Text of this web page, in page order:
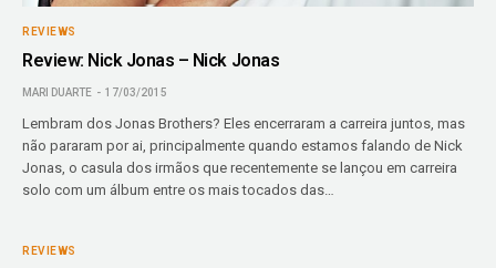
REVIEWS
Review: Nick Jonas – Nick Jonas
MARI DUARTE 17/03/2015
Lembram dos Jonas Brothers? Eles encerraram a carreira juntos, mas
não pararam por ai, principalmente quando estamos falando de Nick
Jonas, o casula dos irmãos que recentemente se lançou em carreira
solo com um álbum entre os mais tocados das…
REVIEWS